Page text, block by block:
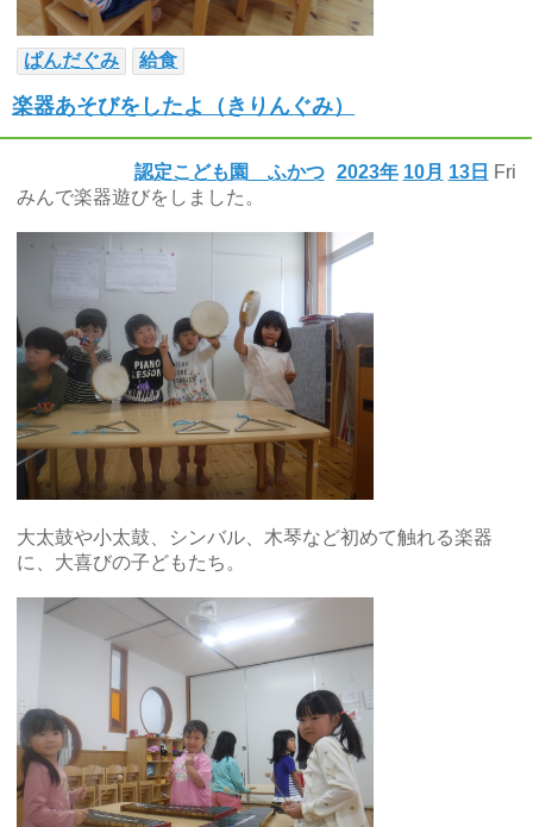
ぱんだぐみ 給食
楽器あそびをしたよ（きりんぐみ）
2023年 10月 13日 Fri
認定こども園 ふかつ
みんで楽器遊びをしました。
大太鼓や小太鼓、シンバル、木琴など初めて触れる楽器
に、大喜びの子どもたち。